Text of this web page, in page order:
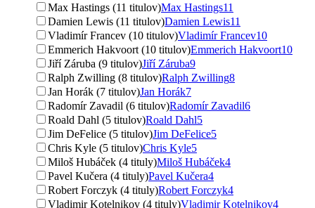
Max Hastings (11 titulov)Max Hastings11
Damien Lewis (11 titulov)Damien Lewis11
Vladimír Francev (10 titulov)Vladimír Francev10
Emmerich Hakvoort (10 titulov)Emmerich Hakvoort10
Jiří Záruba (9 titulov)Jiří Záruba9
Ralph Zwilling (8 titulov)Ralph Zwilling8
Jan Horák (7 titulov)Jan Horák7
Radomír Zavadil (6 titulov)Radomír Zavadil6
Roald Dahl (5 titulov)Roald Dahl5
Jim DeFelice (5 titulov)Jim DeFelice5
Chris Kyle (5 titulov)Chris Kyle5
Miloš Hubáček (4 tituly)Miloš Hubáček4
Pavel Kučera (4 tituly)Pavel Kučera4
Robert Forczyk (4 tituly)Robert Forczyk4
Vladimir Kotelnikov (4 tituly)Vladimir Kotelnikov4